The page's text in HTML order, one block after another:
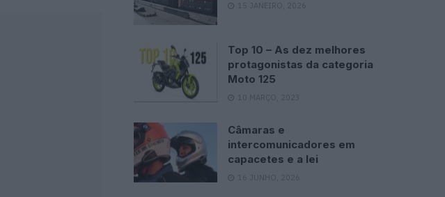
15 JANEIRO, 2026
Top 10 – As dez melhores
protagonistas da categoria
Moto 125
10 MARÇO, 2023
Câmaras e
intercomunicadores em
capacetes e a lei
16 JUNHO, 2026